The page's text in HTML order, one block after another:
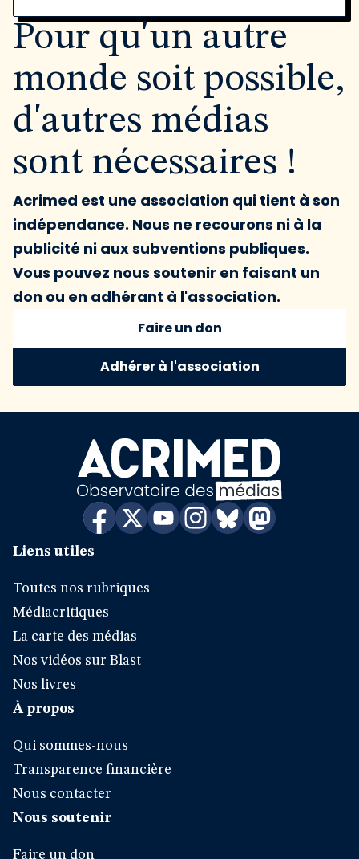
Pour qu'un autre
monde soit possible,
d'autres médias
sont nécessaires !
Acrimed est une association qui tient à son
indépendance. Nous ne recourons ni à la
publicité ni aux subventions publiques.
Vous pouvez nous soutenir en faisant un
don ou en adhérant à l'association.
Faire un don
Adhérer à l'association
Liens utiles
Toutes nos rubriques
Médiacritiques
La carte des médias
Nos vidéos sur Blast
Nos livres
À propos
Qui sommes-nous
Transparence financière
Nous contacter
Nous soutenir
Faire un don